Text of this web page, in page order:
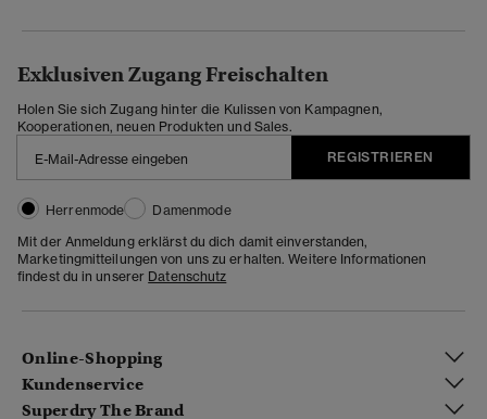
Exklusiven Zugang Freischalten
Holen Sie sich Zugang hinter die Kulissen von Kampagnen,
Kooperationen, neuen Produkten und Sales.
REGISTRIEREN
Herrenmode
Damenmode
Mit der Anmeldung erklärst du dich damit einverstanden,
Marketingmitteilungen von uns zu erhalten. Weitere Informationen
findest du in unserer Datenschutz
Online-Shopping
Kundenservice
Superdry The Brand